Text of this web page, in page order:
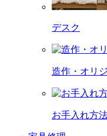
デスク
造作・オリ
お手入れ方